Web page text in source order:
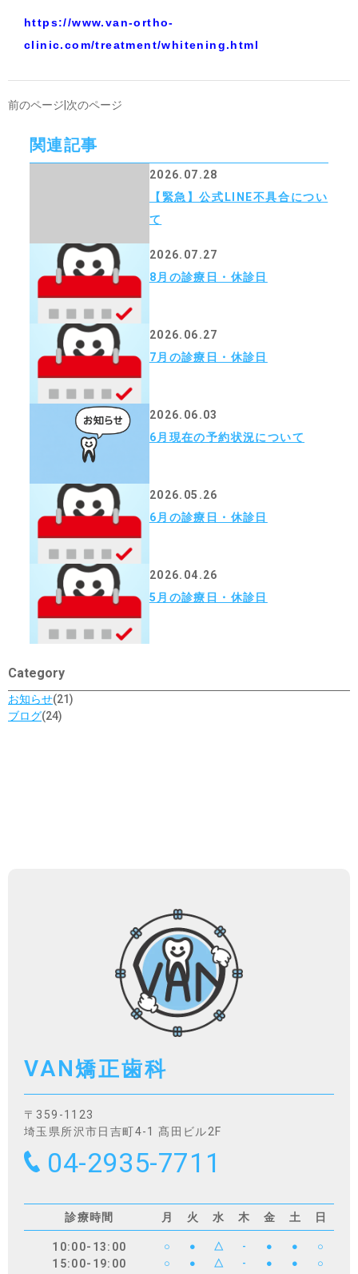
https://www.van-ortho-
clinic.com/treatment/whitening.html
前のページ|次のページ
関連記事
2026.07.28
【緊急】公式LINE不具合につい
て
2026.07.27
8月の診療日・休診日
2026.06.27
7月の診療日・休診日
2026.06.03
6月現在の予約状況について
2026.05.26
6月の診療日・休診日
2026.04.26
5月の診療日・休診日
Category
お知らせ(21)
ブログ(24)
VAN矯正歯科
〒359-1123
埼玉県所沢市日吉町4-1 髙田ビル2F
04-2935-7711
診療時間 月 火 水 木 金 土 日
10:00-13:00 ○ ● △ - ● ● ○
15:00-19:00 ○ ● △ - ● ● ○